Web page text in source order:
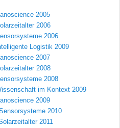
2005
2006
2006
Logistik 2009
2007
2008
2008
im Kontext 2009
2009
2010
2011